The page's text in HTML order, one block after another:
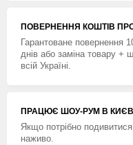
ПОВЕРНЕННЯ КОШТIВ
Гарантоване повернення
днів або заміна товару
всій Україні.
ПРАЦЮЄ ШОУ-РУМ В КИЄВІ
Якщо потрібно
наживо.